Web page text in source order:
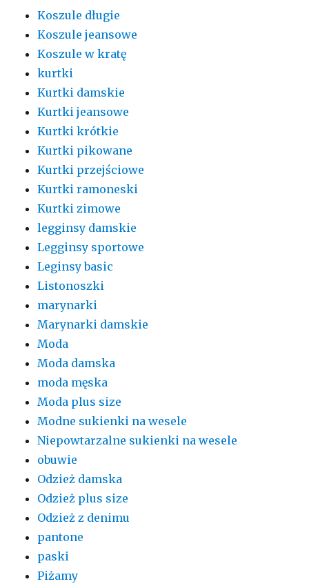
Koszule długie
Koszule jeansowe
Koszule w kratę
kurtki
Kurtki damskie
Kurtki jeansowe
Kurtki krótkie
Kurtki pikowane
Kurtki przejściowe
Kurtki ramoneski
Kurtki zimowe
legginsy damskie
Legginsy sportowe
Leginsy basic
Listonoszki
marynarki
Marynarki damskie
Moda
Moda damska
moda męska
Moda plus size
Modne sukienki na wesele
Niepowtarzalne sukienki na wesele
obuwie
Odzież damska
Odzież plus size
Odzież z denimu
pantone
paski
Piżamy